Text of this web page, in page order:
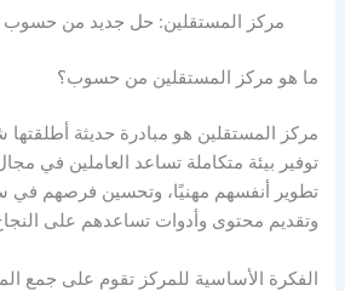
مركز المستقلين: حل جديد من حسوب
ما هو مركز المستقلين من حسوب؟
مركز المستقلين هو مبادرة حديثة
توفير بيئة متكاملة تساعد العاملين في
تطوير أنفسهم مهنيًا، وتحسين فرصهم في
وتقديم محتوى وأدوات تساعدهم على
الفكرة الأساسية للمركز تقوم على جمع